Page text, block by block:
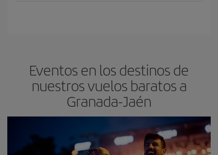
Eventos en los destinos de
nuestros vuelos baratos a
Granada-Jaén